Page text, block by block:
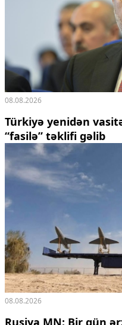
08.08.2026
Türkiyə yenidən
“fasilə” təklifi gəlib
08.08.2026
Rusiya MN: Bir gün